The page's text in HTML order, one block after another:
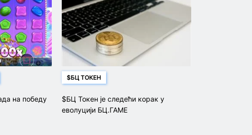
на победу
$БЦ ТОКЕН
$БЦ Токен је следећи корак у
еволуцији БЦ.ГАМЕ